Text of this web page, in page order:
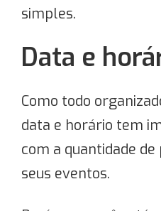
simples.
Data e
Como todo
data e horário tem
com a quantidade
seus eventos.